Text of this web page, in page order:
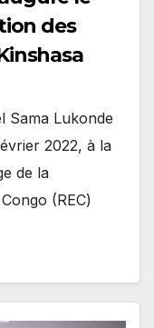
des
Sama Lukonde
2022, à la
de la
(REC)